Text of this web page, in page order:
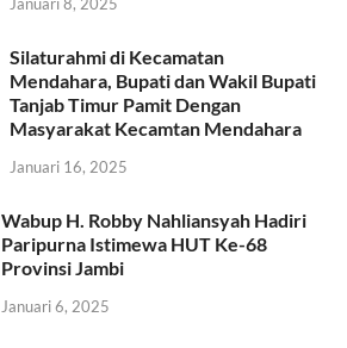
Januari 8, 2025
Silaturahmi di Kecamatan
Mendahara, Bupati dan Wakil Bupati
Tanjab Timur Pamit Dengan
Masyarakat Kecamtan Mendahara
Januari 16, 2025
Wabup H. Robby Nahliansyah Hadiri
Paripurna Istimewa HUT Ke-68
Provinsi Jambi
Januari 6, 2025